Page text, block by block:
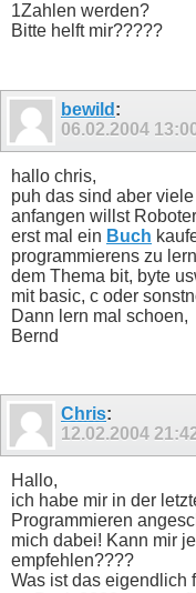
goto automatik
table command
1 0 0 0 0 ' no
1 42 0 0 0 ' get
1 1 0 0 0 ' get
3 48 7 0 0 ' say a
3 65 8 1 0 ' beep ein
3 65 8 0 0 ' beep aus
1 33 0 0 0 '
1 34 0 0 0 '
1 32 0 0 0 ' clear
1 37 0 0 0 ' swap
1 36 0 0 0 ' restore
1 39 0 0 0 ' delete
2 40 85 0 0 ' delete
1 64 0 0 0 ' power
3 65 0 254 0 '
3 65 0 12 0 '
3 65 7 1 0 ' speech
3 65 7 2 0 ' speech
1Zahlen werden?
Bitte helft mir?????
bewild :
06.02.2004
hallo chris,
puh das sind aber
anfangen willst
erst mal ein Buch
programmierens zu
dem Thema bit, byte
mit basic, c oder
Dann lern mal schoen,
Bernd
Chris:
12.02.2004
Hallo,
ich habe mir in der
Programmieren
mich dabei! Kann mir
empfehlen????
Was ist das eigendlich